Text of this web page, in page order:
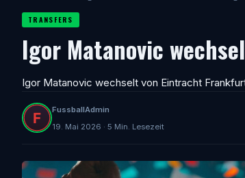
TRANSFERS
Igor Matanovic
Igor Matanovic wechselt von Eintracht
FussballAdmin
19. Mai 2026 · 5 Min. Lesezeit